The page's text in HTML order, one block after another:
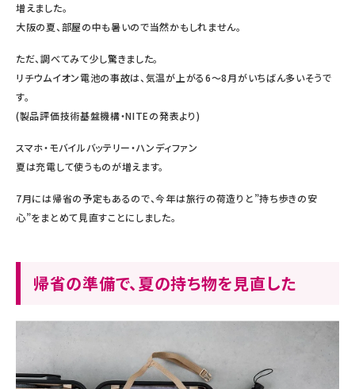
増えました。
大阪の夏、部屋の中も暑いので当然かもしれません。
ただ、調べてみて少し驚きました。
リチウムイオン電池の事故は、気温が上がる6〜8月がいちばん多いそうで
す。
(製品評価技術基盤機構・NITEの発表より)
スマホ・モバイルバッテリー・ハンディファン
夏は充電して使うものが増えます。
7月には帰省の予定もあるので、今年は旅行の荷造りと”持ち歩きの安
心”をまとめて見直すことにしました。
帰省の準備で、夏の持ち物を見直した